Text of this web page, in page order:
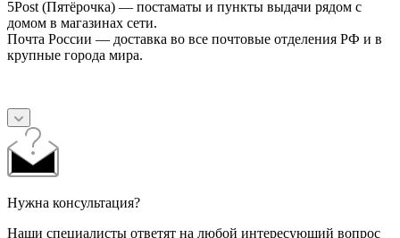
5Post (Пятёрочка) — постаматы и пункты выдачи рядом с
домом в магазинах сети.
Почта России — доставка во все почтовые отделения РФ и в
крупные города мира.
Нужна консультация?
Наши специалисты ответят на любой интересующий вопрос